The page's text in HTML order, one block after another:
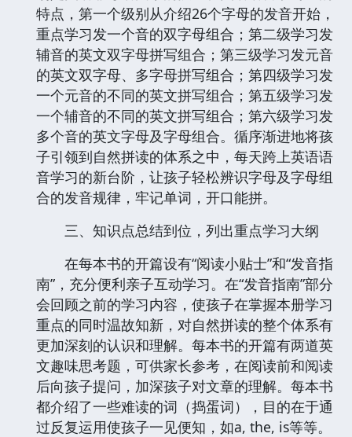
特点，第一个级别从介绍26个字母的发音开始，
重点学习发一个音的双字母组合；第二级学习发
辅音的英文双字母拼写组合；第三级学习发元音
的英文双字母、多字母拼写组合；第四级学习发
一个元音的不同的英文拼写组合；第五级学习发
一个辅音的不同的英文拼写组合；第六级学习发
多个音的英文字母及字母组合。循序渐进地将孩
子引领到自然拼读的体系之中，每天跨上英语语
音学习的新台阶，让孩子轻松辨识字母及字母组
合的发音规律，牢记单词，开口能拼。
三、知识点总结到位，列出重点学习大纲
在每本书的开篇设有“阅读小贴士”和“发音指
南”，充分便利亲子互动学习。在“发音指南”部分
会回顾之前的学习内容，使孩子在掌握本册学习
重点的同时温故知新，对自然拼读的整个体系有
更加深刻的认识和理解。每本书的开篇有两道英
文趣味思考题，可供家长参考，在阅读前和阅读
后向孩子提问，加深孩子对文章的理解。每本书
都介绍了一些难读的词（捣蛋词），目的在于通
过反复运用使孩子一见便知，如a, the, is等等。